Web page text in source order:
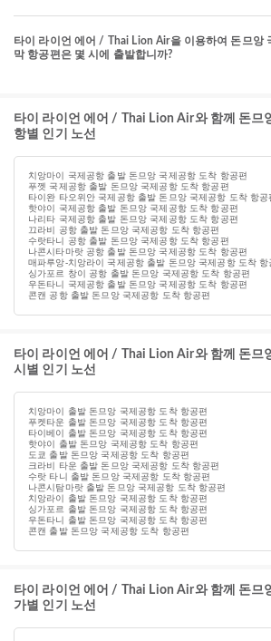
타이 라이언 에어 / Thai Lion Air을 이용하여 돈므앙
막 항공편은 몇 시에 출발합니까?
타이 라이언 에어 / Thai Lion Air와 함께 돈므
항별 인기 노선
치앙마이 국제공항 출발 돈므앙 국제공항 도착 항공편
푸껫 국제공항 출발 돈므앙 국제공항 도착 항공편
타이완 타오위안 국제공항 출발 돈므앙 국제공항 도착 항공
핫야이 국제공항 출발 돈므앙 국제공항 도착 항공편
나리타 국제공항 출발 돈므앙 국제공항 도착 항공편
끄라비 공항 출발 돈므앙 국제공항 도착 항공편
수랏타니 공항 출발 돈므앙 국제공항 도착 항공편
나콘시타마랏 공항 출발 돈므앙 국제공항 도착 항공편
매파루앙-치앙라이 국제공항 출발 돈므앙 국제공항 도착 항
싱가포르 창이 공항 출발 돈므앙 국제공항 도착 항공편
우돈타니 국제공항 출발 돈므앙 국제공항 도착 항공편
콘캔 공항 출발 돈므앙 국제공항 도착 항공편
타이 라이언 에어 / Thai Lion Air와 함께 돈므
시별 인기 노선
치앙마이 출발 돈므앙 국제공항 도착 항공편
푸켓타운 출발 돈므앙 국제공항 도착 항공편
타이베이 출발 돈므앙 국제공항 도착 항공편
핫야이 출발 돈므앙 국제공항 도착 항공편
도쿄 출발 돈므앙 국제공항 도착 항공편
크라비 타운 출발 돈므앙 국제공항 도착 항공편
수랏 타니 출발 돈므앙 국제공항 도착 항공편
나콘시탐마랏 출발 돈므앙 국제공항 도착 항공편
치앙라이 출발 돈므앙 국제공항 도착 항공편
싱가포르 출발 돈므앙 국제공항 도착 항공편
우돈타니 출발 돈므앙 국제공항 도착 항공편
콘캔 출발 돈므앙 국제공항 도착 항공편
타이 라이언 에어 / Thai Lion Air와 함께 돈므
가별 인기 노선